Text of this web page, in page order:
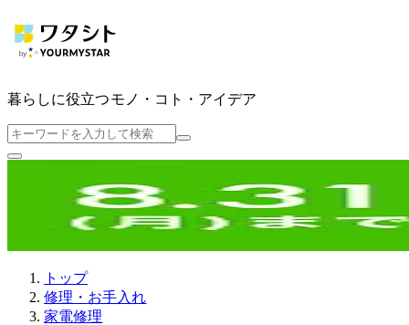
暮らしに役立つモノ・コト・アイデア
トップ
修理・お手入れ
家電修理